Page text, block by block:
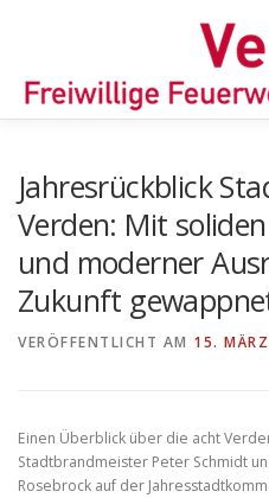
ORTSFEUERWEHREN
KINDER-/
TIPPS/TRICKS
Jahresrückblick
Verden: Mit
und moderner
Zukunft
VERÖFFENTLICHT AM 15.
Einen Überblick über die acht
Stadtbrandmeister Peter Schmidt
Rosebrock auf der